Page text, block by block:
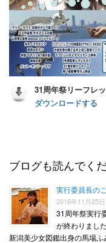
31周年祭リーフレ
ダウンロードする
ブログも読んでく
実行委員長の
2016年11月25日
31周年祭実行
が終わりまし
新潟美少女図鑑出身の馬場